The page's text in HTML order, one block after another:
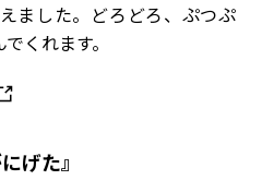
ました。どろどろ、ぷつぷ
くれます。
げた』